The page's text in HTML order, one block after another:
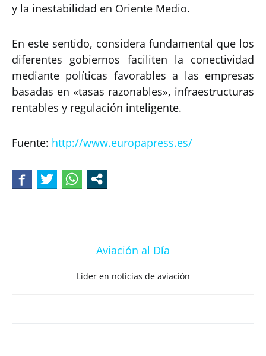
y la inestabilidad en Oriente Medio.
En este sentido, considera fundamental que los
diferentes gobiernos faciliten la conectividad
mediante políticas favorables a las empresas
basadas en «tasas razonables», infraestructuras
rentables y regulación inteligente.
Fuente: http://www.europapress.es/
Aviación al Día
Líder en noticias de aviación